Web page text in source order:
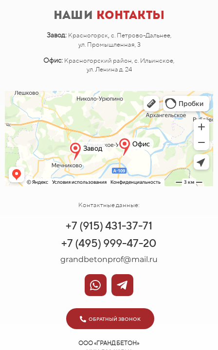
Наши контакты
Завод: Красногорск, с. Петрово-Дальнее,
ул. Промышленная, 3
Офис: Красногорский район, с. Ильинское,
ул. Ленина д. 24
Контактные данные:
+7 (915) 431-37-71
+7 (495) 999-47-20
grandbetonprof@mail.ru
ОБРАТНЫЙ ЗВОНОК
ООО «ГРАНД БЕТОН»